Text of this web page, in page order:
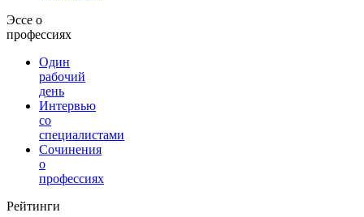
Эссе о
профессиях
Один
рабочий
день
Интервью
со
специалистами
Сочинения
о
профессиях
Рейтинги